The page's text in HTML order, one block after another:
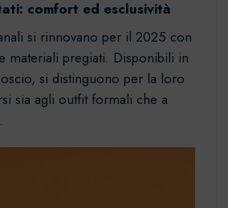
comfort ed esclusività
si rinnovano per il 2025 con
materiali pregiati. Disponibili in
si distinguono per la loro
sia agli outfit formali che a